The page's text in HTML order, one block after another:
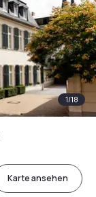
1/18
Karte ansehen